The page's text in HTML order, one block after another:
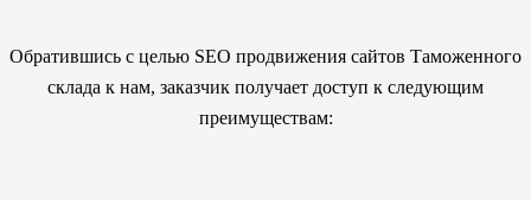
Обратившись с целью SEO продвижения сайтов Таможенного
склада к нам, заказчик получает доступ к следующим
преимуществам: